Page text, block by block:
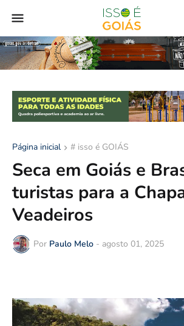
Página inicial # isso é GOIÁS
Seca em Goiás e
turistas para a
Veadeiros
Por Paulo Melo - agosto 01, 2025